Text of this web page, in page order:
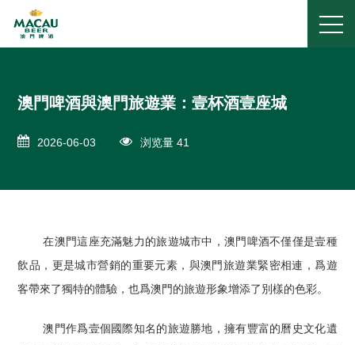
澳門啤酒與澳門旅遊業：壹杯酒壹座城
2026-06-03 浏览量 41
在澳門這座充滿魅力的旅遊城市中，澳門啤酒不僅僅是壹種
飲品，更是城市營銷的重要元素，與澳門旅遊業緊密相連，爲遊
客帶來了獨特的體驗，也爲澳門的旅遊形象增添了別樣的色彩。
澳門作爲壹個國際知名的旅遊勝地，擁有豐富的曆史文化遺